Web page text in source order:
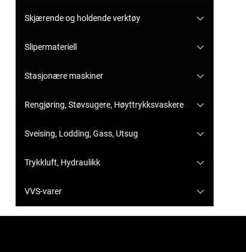
Skjærende og holdende verktøy
Slipermateriell
Stasjonære maskiner
Rengjøring, Støvsugere, Høyttrykksvaskere
Sveising, Lodding, Gass, Utsug
Trykkluft, Hydraulikk
VVS-varer